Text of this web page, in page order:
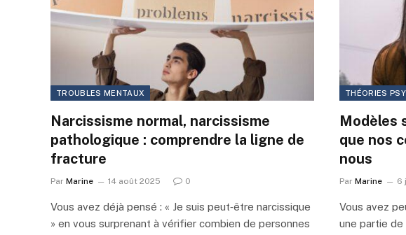
TROUBLES MENTAUX
Narcissisme normal, narcissisme
pathologique : comprendre la ligne de
fracture
Par Marine 14 août 2025 0
Vous avez déjà pensé : « Je suis peut‑être narcissique
» en vous surprenant à vérifier combien de personnes
THÉORIES
Modèles
que nos
nous
Par Marine 6
Vous avez
une partie